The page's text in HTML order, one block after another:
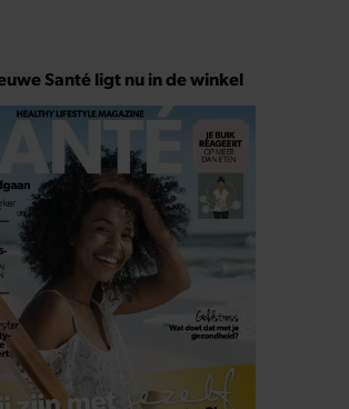
Santé ligt nu in de winkel